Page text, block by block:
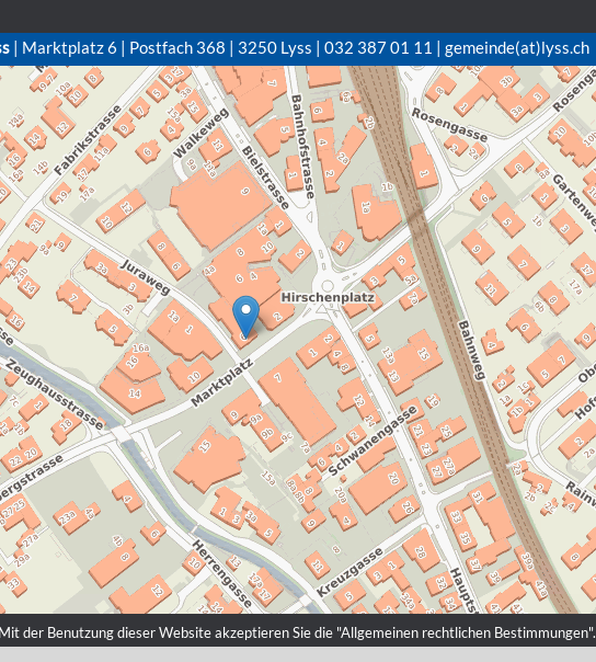
| Marktplatz 6 | Postfach 368 | 3250 Lyss | 032 387 01 11 | gemeinde(at)lyss.ch
der Benutzung dieser Website akzeptieren Sie die "Allgemeinen rechtlichen Bestimmungen".